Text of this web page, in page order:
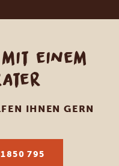
einem
IHNEN GERN
795